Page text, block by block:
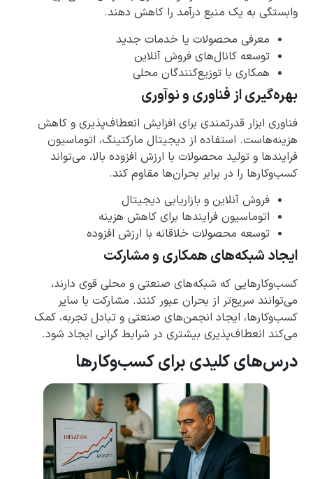
وابستگی به یک منبع درآمد را کاهش دهند.
معرفی محصولات یا خدمات جدید
توسعه کانال‌های فروش آنلاین
همکاری با توزیع‌کنندگان محلی
بهره‌گیری از فناوری و نوآوری
فناوری ابزار قدرتمندی برای افزایش انعطاف‌پذیری و کاهش
هزینه‌هاست. استفاده از دیجیتال مارکتینگ، اتوماسیون
فرایندها و تولید محصولات با ارزش افزوده بالا، می‌تواند
کسب‌وکارها را در برابر بحران‌ها مقاوم کند.
فروش آنلاین و بازاریابی دیجیتال
اتوماسیون فرایندها برای کاهش هزینه
توسعه محصولات خلاقانه با ارزش افزوده
ایجاد شبکه‌های همکاری و مشارکت
کسب‌وکارهایی که شبکه‌های صنعتی و محلی قوی دارند،
می‌توانند سریع‌تر از بحران عبور کنند. مشارکت با سایر
کسب‌وکارها، ایجاد انجمن‌های صنعتی و تبادل تجربه، کمک
می‌کند انعطاف‌پذیری بیشتری در شرایط گرانی ایجاد شود.
درس‌های کلیدی برای کسب‌وکارها